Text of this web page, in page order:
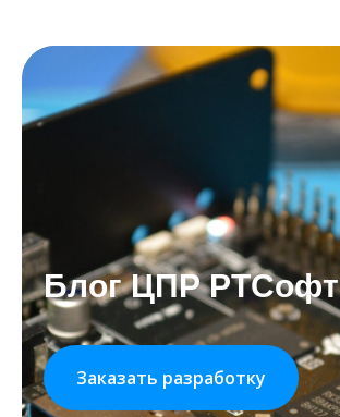
Блог ЦПР РТСофт
Заказать разработку